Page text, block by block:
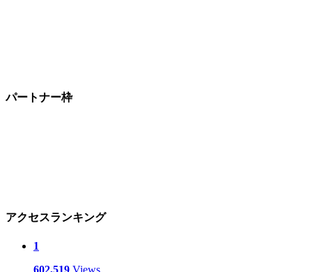
パートナー枠
アクセスランキング
1